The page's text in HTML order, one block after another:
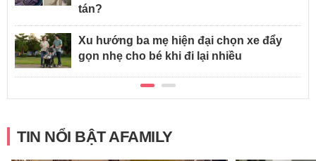
tán?
Xu hướng ba mẹ hiện đại chọn xe đẩy
gọn nhẹ cho bé khi đi lại nhiều
TIN NỔI BẬT AFAMILY